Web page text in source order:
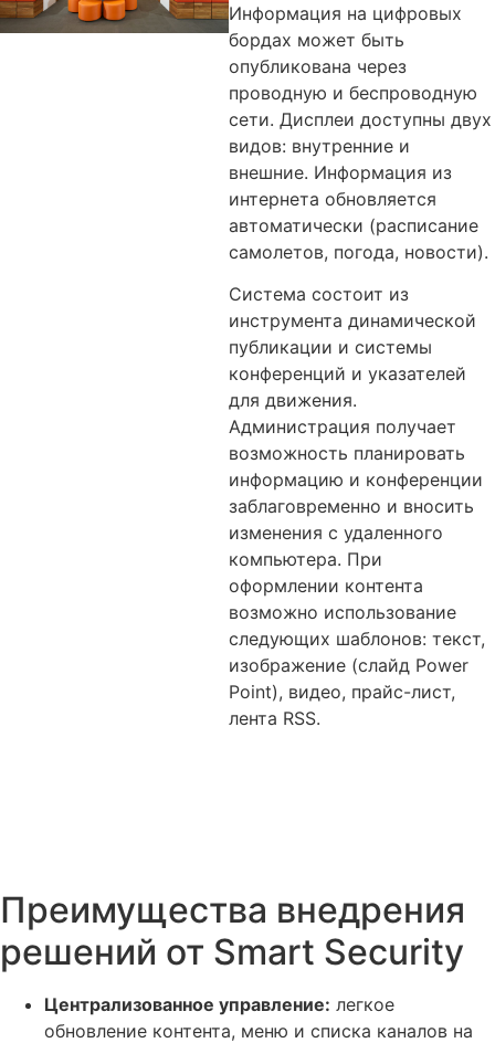
Информация на цифровых
бордах может быть
опубликована через
проводную и беспроводную
сети. Дисплеи доступны двух
видов: внутренние и
внешние. Информация из
интернета обновляется
автоматически (расписание
самолетов, погода, новости).
Система состоит из
инструмента динамической
публикации и системы
конференций и указателей
для движения.
Администрация получает
возможность планировать
информацию и конференции
заблаговременно и вносить
изменения с удаленного
компьютера. При
оформлении контента
возможно использование
следующих шаблонов: текст,
изображение (слайд Power
Point), видео, прайс-лист,
лента RSS.
Преимущества внедрения
решений от Smart Security
Централизованное управление: легкое
обновление контента, меню и списка каналов на